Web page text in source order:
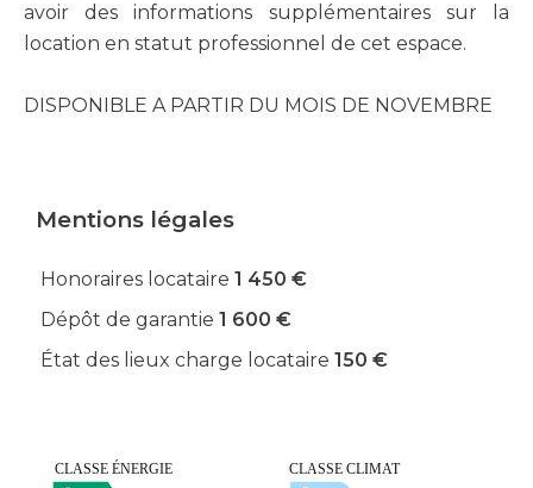
avoir des informations supplémentaires sur la
location en statut professionnel de cet espace.
DISPONIBLE A PARTIR DU MOIS DE NOVEMBRE
Mentions légales
Honoraires locataire 1 450 €
Dépôt de garantie 1 600 €
État des lieux charge locataire 150 €